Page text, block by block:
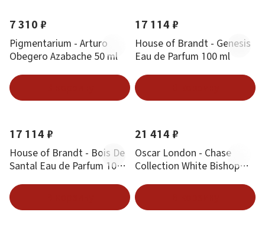
7 310 ₽
Pigmentarium - Arturo
Obegero Azabache 50 ml
17 114 ₽
House of Brandt - Genesis
Eau de Parfum 100 ml
Новинка
17 114 ₽
House of Brandt - Bois De
Santal Eau de Parfum 100
Новинка Хит
21 414 ₽
Oscar London - Chase
Collection White Bishop
Новинка Хит Новинка Хит